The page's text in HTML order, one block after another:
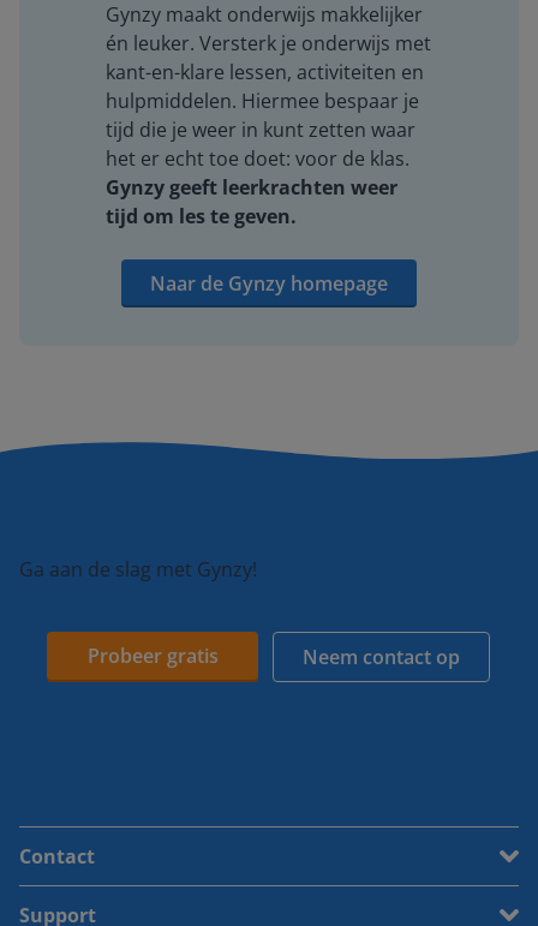
Gynzy maakt onderwijs makkelijker
én leuker. Versterk je onderwijs met
kant-en-klare lessen, activiteiten en
hulpmiddelen. Hiermee bespaar je
tijd die je weer in kunt zetten waar
het er echt toe doet: voor de klas.
Gynzy geeft leerkrachten weer
tijd om les te geven.
Naar de Gynzy homepage
Ga aan de slag met Gynzy!
Probeer gratis Neem contact op
Contact
Support